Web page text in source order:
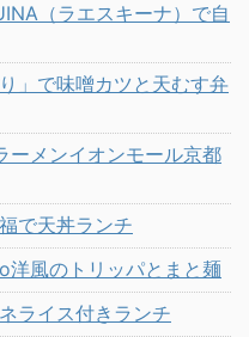
（ラエスキーナ）で自
」で味噌カツと天むす弁
ーメンイオンモール京都
で天丼ランチ
洋風のトリッパとまと麺
ライス付きランチ